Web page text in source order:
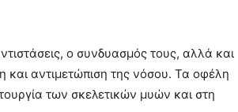
ο συνδυασμός τους, αλλά και
αντιμετώπιση της νόσου. Τα οφέλη
των σκελετικών μυών και στη